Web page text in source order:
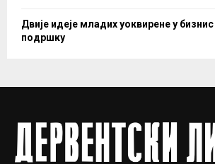
Двије идеје младих уоквирене у
подршку